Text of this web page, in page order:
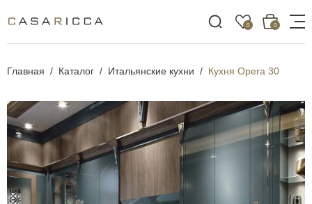
0 0
Главная Каталог Итальянские кухни Кухня Opera 30